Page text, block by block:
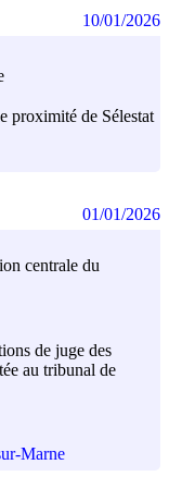
proximité de Sélestat
10/01/2026
centrale du
de juge des
au tribunal de
Marne
01/01/2026